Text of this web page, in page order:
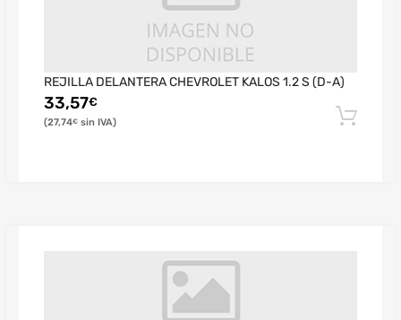
REJILLA DELANTERA CHEVROLET KALOS 1.2 S (D-A)
33,57€
27,74€